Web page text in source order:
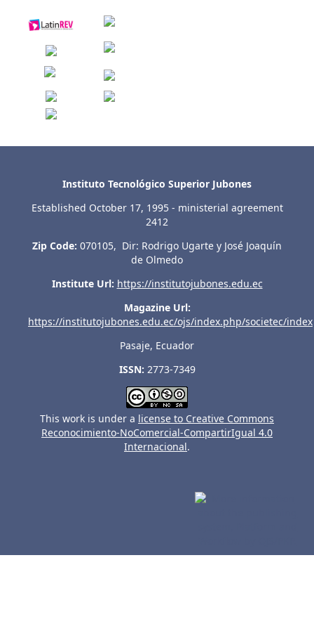
Instituto Tecnológico Superior Jubones
Established October 17, 1995 - ministerial agreement
2412
Zip Code: 070105, Dir: Rodrigo Ugarte y José Joaquín
de Olmedo
Institute Url: https://institutojubones.edu.ec
Magazine Url:
https://institutojubones.edu.ec/ojs/index.php/societec/index
Pasaje, Ecuador
ISSN: 2773-7349
This work is under a license to Creative Commons
Reconocimiento-NoComercial-CompartirIgual 4.0
Internacional.